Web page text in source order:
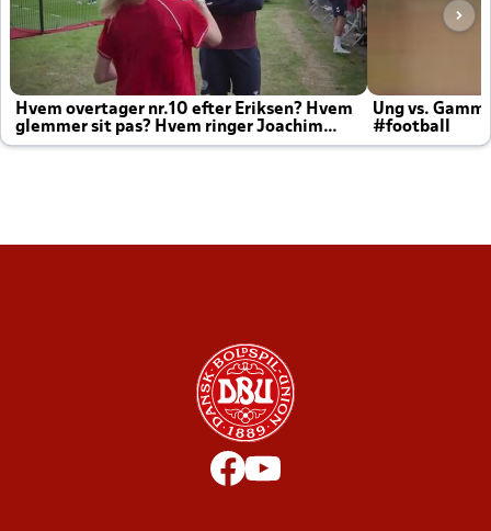
Hvem overtager nr.10 efter Eriksen? Hvem
glemmer sit pas? Hvem ringer Joachim
altid til efter kampe?
Ung vs.
#football